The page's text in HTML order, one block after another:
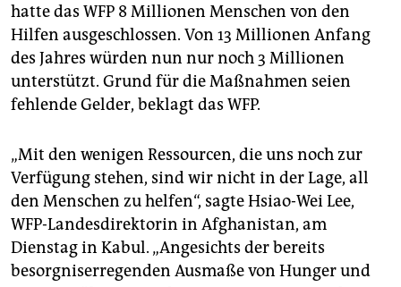
epaper login
hatte das WFP 8 Millionen Menschen von den
Hilfen ausgeschlossen. Von 13 Millionen Anfang
des Jahres würden nun nur noch 3 Millionen
unterstützt. Grund für die Maßnahmen seien
fehlende Gelder, beklagt das WFP.
„Mit den wenigen Ressourcen, die uns noch zur
Verfügung stehen, sind wir nicht in der Lage, all
den Menschen zu helfen“, sagte Hsiao-Wei Lee,
WFP-Landesdirektorin in Afghanistan, am
Dienstag in Kabul. „Angesichts der bereits
besorgniserregenden Ausmaße von Hunger und